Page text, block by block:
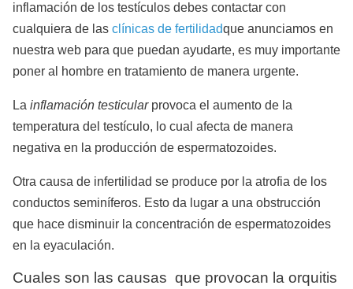
inflamación de los testículos debes contactar con
cualquiera de las clínicas de fertilidadque anunciamos en
nuestra web para que puedan ayudarte, es muy importante
poner al hombre en tratamiento de manera urgente.
La inflamación testicularprovoca el aumento de la
temperatura del testículo, lo cual afecta de manera
negativa en la producción de espermatozoides.
Otra causa de infertilidad se produce por la atrofia de los
conductos seminíferos. Esto da lugar a una obstrucción
que hace disminuir la concentración de espermatozoides
en la eyaculación.
Cuales son las causas que provocan la orquitis